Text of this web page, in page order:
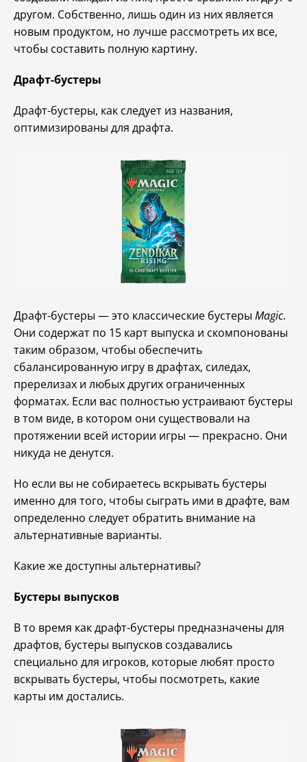
другом. Собственно, лишь один из них является
новым продуктом, но лучше рассмотреть их все,
чтобы составить полную картину.
Драфт-бустеры
Драфт-бустеры, как следует из названия,
оптимизированы для драфта.
Драфт-бустеры — это классические бустеры Magic.
Они содержат по 15 карт выпуска и скомпонованы
таким образом, чтобы обеспечить
сбалансированную игру в драфтах, силедах,
пререлизах и любых других ограниченных
форматах. Если вас полностью устраивают бустеры
в том виде, в котором они существовали на
протяжении всей истории игры — прекрасно. Они
никуда не денутся.
Но если вы не собираетесь вскрывать бустеры
именно для того, чтобы сыграть ими в драфте, вам
определенно следует обратить внимание на
альтернативные варианты.
Какие же доступны альтернативы?
Бустеры выпусков
В то время как драфт-бустеры предназначены для
драфтов, бустеры выпусков создавались
специально для игроков, которые любят просто
вскрывать бустеры, чтобы посмотреть, какие
карты им достались.